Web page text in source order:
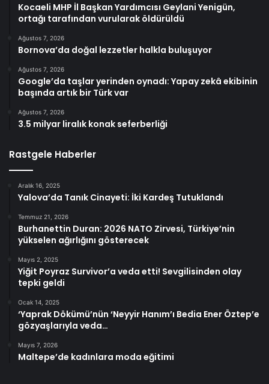
Kocaeli MHP İl Başkan Yardımcısı Geylani Yenigün,
ortağı tarafından vurularak öldürüldü
Ağustos 7, 2026
Bornova’da doğal lezzetler halkla buluşuyor
Ağustos 7, 2026
Google’da taşlar yerinden oynadı: Yapay zekâ ekibinin
başında artık bir Türk var
Ağustos 7, 2026
3.5 milyar liralık konak seferberliği
Rastgele Haberler
Aralık 16, 2025
Yalova’da Tanık Cinayeti: İki Kardeş Tutuklandı
Temmuz 21, 2026
Burhanettin Duran: 2026 NATO Zirvesi, Türkiye’nin
yükselen ağırlığını gösterecek
Mayıs 2, 2025
Yiğit Poyraz Survivor’a veda etti! Sevgilisinden olay
tepki geldi
Ocak 14, 2025
‘Yaprak Dökümü’nün ‘Neyyir Hanım’ı Bedia Ener Öztep’e
gözyaşlarıyla veda…
Mayıs 7, 2026
Maltepe’de kadınlara moda eğitimi